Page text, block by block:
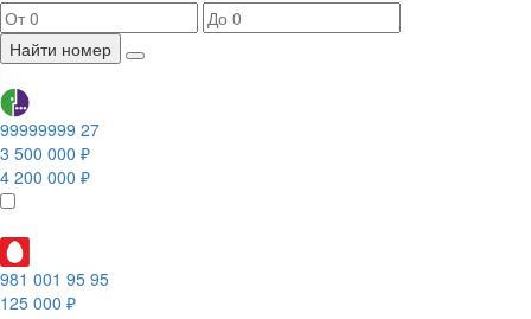
Найти номер
99999999 27
3 500 000 ₽
4 200 000 ₽
981 001 95 95
125 000 ₽